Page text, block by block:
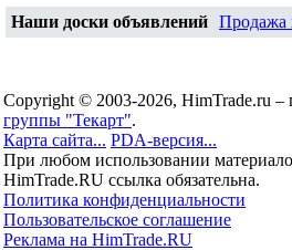
Наши доски объявлений Продажа
Copyright © 2003-2026, HimTrade.ru –
группы "Текарт".
Карта сайта... PDA-версия...
При любом использовании
HimTrade.RU ссылка обязательна.
Политика конфиденциальности
Пользовательское соглашение
Реклама на HimTrade.RU